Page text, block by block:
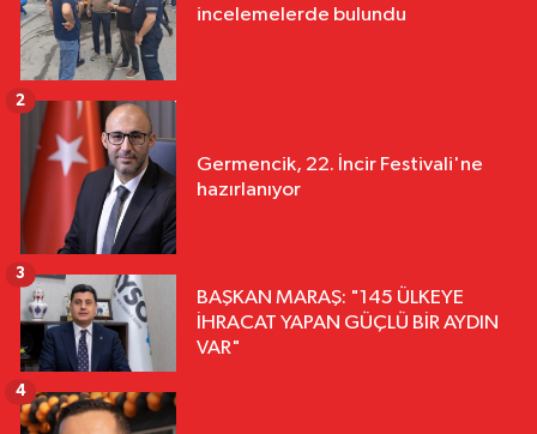
incelemelerde bulundu
Germencik, 22. İncir Festivali'ne
hazırlanıyor
2
BAŞKAN MARAŞ: "145 ÜLKEYE
İHRACAT YAPAN GÜÇLÜ BİR AYDIN
VAR"
3
4